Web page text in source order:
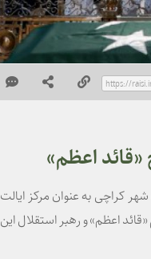
اعظم»
کراچی به عنوان مرکز ایالت
اعظم» و رهبر استقلال این